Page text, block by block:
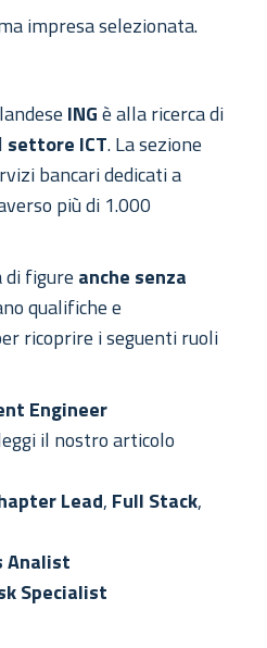
impresa selezionata.
INGè alla ricerca di
settore ICT. La sezione
bancari dedicati a
più di 1.000
di figure anche senza
qualifiche e
ricoprire i seguenti ruoli
Engineer
il nostro articolo
Lead, Full Stack,
Analist
Specialist